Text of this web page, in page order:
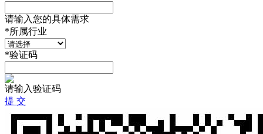
请输入您的具体需求
*所属行业
*验证码
请输入验证码
提 交